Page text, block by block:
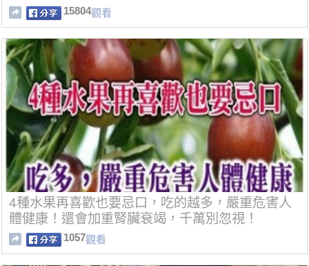
15804觀看
4種水果再喜歡也要忌口，吃的越多，嚴重危害人
體健康！還會加重腎臟衰竭，千萬別忽視！
1057觀看